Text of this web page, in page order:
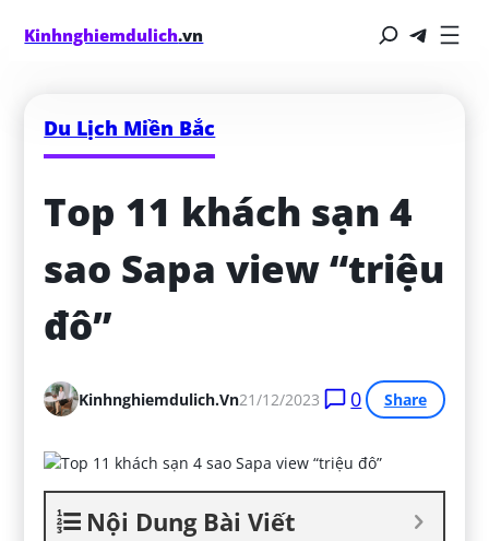
Kinhnghiemdulich.vn
Du Lịch Miền Bắc
Top 11 khách sạn 4
sao Sapa view “triệu
đô”
Kinhnghiemdulich.vn21/12/2023 0 Share
Nội Dung Bài Viết